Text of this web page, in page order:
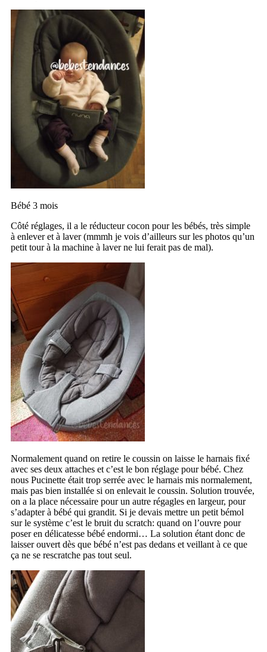
Bébé 3 mois
Côté réglages, il a le réducteur cocon pour les bébés, très simple
à enlever et à laver (mmmh je vois d’ailleurs sur les photos qu’un
petit tour à la machine à laver ne lui ferait pas de mal).
Normalement quand on retire le coussin on laisse le harnais fixé
avec ses deux attaches et c’est le bon réglage pour bébé. Chez
nous Pucinette était trop serrée avec le harnais mis normalement,
mais pas bien installée si on enlevait le coussin. Solution trouvée,
on a la place nécessaire pour un autre régagles en largeur, pour
s’adapter à bébé qui grandit. Si je devais mettre un petit bémol
sur le système c’est le bruit du scratch: quand on l’ouvre pour
poser en délicatesse bébé endormi… La solution étant donc de
laisser ouvert dès que bébé n’est pas dedans et veillant à ce que
ça ne se rescratche pas tout seul.